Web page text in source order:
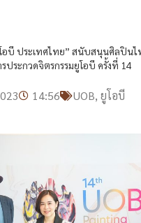
อบี ประเทศไทย” สนับสนุนศิลปิน
ประกวดจิตรกรรมยูโอบี ครั้งที่ 14
14:56 UOB, ยูโอบี